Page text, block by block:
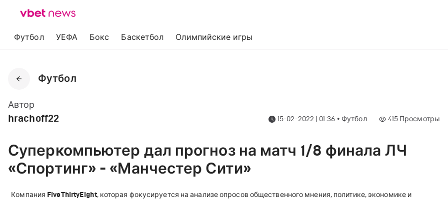
Футбол УЕФА Бокс Баскетбол Олимпийские игры
Футбол
Автор
hrachoff22 15-02-2022 | 01:36 • Футбол 415 Просмотры
Суперкомпьютер дал прогноз на матч 1/8 финала ЛЧ
«Спортинг» - «Манчестер Сити»
Kомпания FiveThirtyEight, которая фокусируется на анализе опросов общественного мнения, политике, экономике и